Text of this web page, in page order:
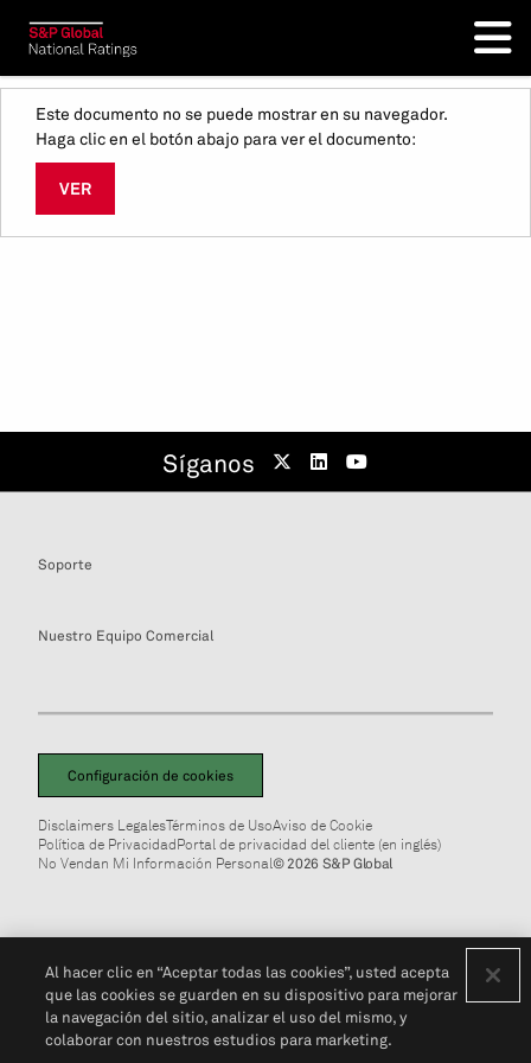
Este documento no se puede mostrar en su navegador.
Haga clic en el botón abajo para ver el documento:
VER
Síganos
Soporte
Nuestro Equipo Comercial
Configuración de cookies
Disclaimers LegalesTérminos de UsoAviso de Cookie
Política de PrivacidadPortal de privacidad del cliente (en inglés)
No Vendan Mi Información Personal© 2026 S&P Global
Al hacer clic en “Aceptar todas las cookies”, usted acepta
que las cookies se guarden en su dispositivo para mejorar
la navegación del sitio, analizar el uso del mismo, y
colaborar con nuestros estudios para marketing.